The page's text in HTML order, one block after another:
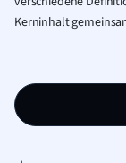
Kerninhalt